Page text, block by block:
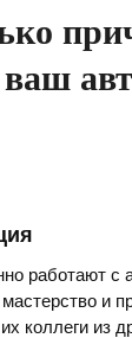
работают с
и
коллеги из